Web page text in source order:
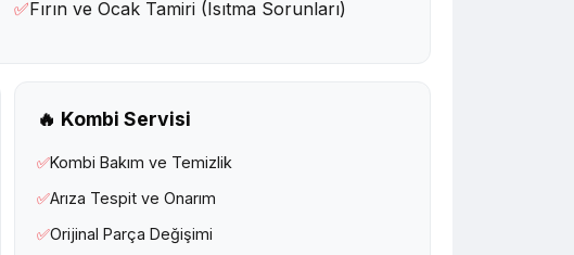
✅Fırın ve Ocak Tamiri (Isıtma Sorunları)
🔥 Kombi Servisi
✅Kombi Bakım ve Temizlik
✅Arıza Tespit ve Onarım
✅Orijinal Parça Değişimi